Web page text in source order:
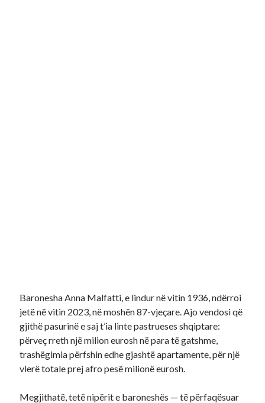
Baronesha Anna Malfatti, e lindur në vitin 1936, ndërroi
jetë në vitin 2023, në moshën 87-vjeçare. Ajo vendosi që
gjithë pasurinë e saj t’ia linte pastrueses shqiptare:
përveç rreth një milion eurosh në para të gatshme,
trashëgimia përfshin edhe gjashtë apartamente, për një
vlerë totale prej afro pesë milionë eurosh.
Megjithatë, tetë nipërit e baroneshës — të përfaqësuar